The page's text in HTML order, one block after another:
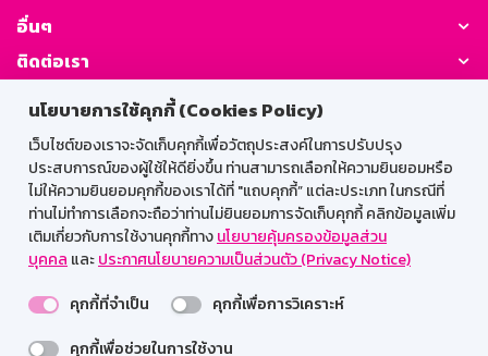
นโยบายการใช้คุกกี้ (Cookies Policy)
เว็บไซต์ของเราจะจัดเก็บคุกกี้เพื่อวัตถุประสงค์ในการปรับปรุง
ประสบการณ์ของผู้ใช้ให้ดียิ่งขึ้น ท่านสามารถเลือกให้ความยินยอมหรือ
ไม่ให้ความยินยอมคุกกี้ของเราได้ที่ "แถบคุกกี้” แต่ละประเภท ในกรณีที่
ท่านไม่ทำการเลือกจะถือว่าท่านไม่ยินยอมการจัดเก็บคุกกี้ คลิกข้อมูลเพิ่ม
เติมเกี่ยวกับการใช้งานคุกกี้ทางนโยบายคุ้มครองข้อมูลส่วน
บุคคล และประกาศนโยบายความเป็นส่วนตัว (Privacy Notice)
คุกกี้ที่จำเป็น
คุกกี้เพื่อการวิเคราะห์
คุกกี้เพื่อช่วยในการใช้งาน
อื่นๆ
ติดต่อเรา
GSB Society:
สำหรับพนักงาน
Web HR
GSB Wisdom
M-Search
เข้าสู่ระบบเน็ตเมล